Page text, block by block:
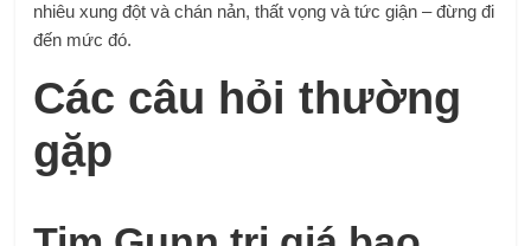
nhiêu xung đột và chán nản, thất vọng và tức giận – đừng đi
đến mức đó.
Các câu hỏi thường
gặp